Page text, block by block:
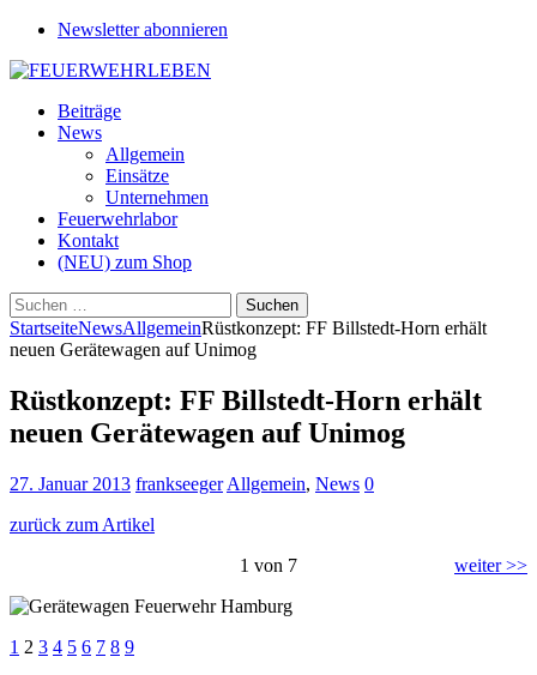
Newsletter abonnieren
Beiträge
News
Allgemein
Einsätze
Unternehmen
Feuerwehrlabor
Kontakt
(NEU) zum Shop
Suchen
nach:
StartseiteNewsAllgemeinRüstkonzept: FF Billstedt-Horn erhält
neuen Gerätewagen auf Unimog
Rüstkonzept: FF Billstedt-Horn erhält
neuen Gerätewagen auf Unimog
27. Januar 2013 frankseeger Allgemein, News 0
zurück zum Artikel
1 von 7
weiter >>
1 2 3 4 5 6 7 8 9